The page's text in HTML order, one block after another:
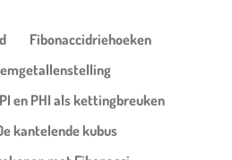
Fibonaccidriehoeken
PI en PHI als kettingbreuken
kantelende kubus